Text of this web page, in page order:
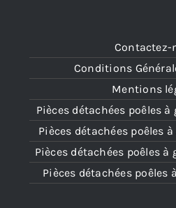
Contactez-
Conditions
Mentions
Pièces détachées poêles
Pièces détachées poêles
Pièces détachées poêles
Pièces détachées poêles